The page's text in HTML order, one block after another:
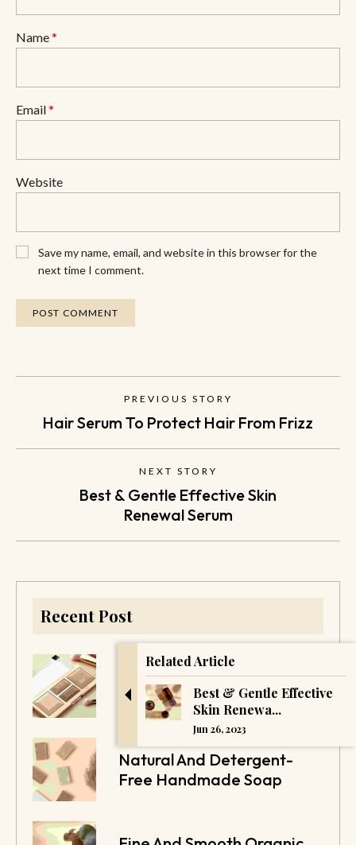
Name*
Email*
Website
Save my name, email, and website in this browser for the
next time I comment.
PREVIOUS STORY
Hair Serum To Protect Hair From Frizz
NEXT STORY
Best & Gentle Effective Skin
Renewal Serum
Related Article
Best & Gentle Effective
Skin Renewa...
Jun 26, 2023
Recent Post
Making CBD-Infused
Pastries And Cupcakes
Natural And Detergent-
Free Handmade Soap